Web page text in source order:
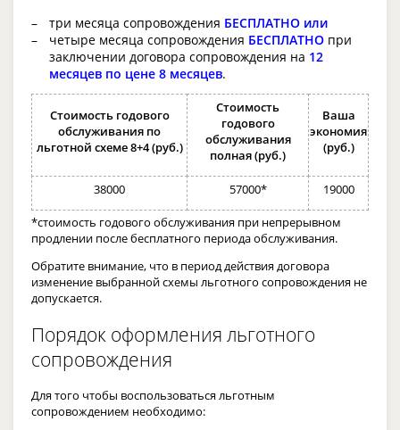
три месяца сопровождения БЕСПЛАТНО или
четыре месяца сопровождения БЕСПЛАТНО при
заключении договора сопровождения на 12
месяцев по цене 8 месяцев.
Стоимость годового
обслуживания по
льготной схеме 8+4 (руб.)
Стоимость
годового
обслуживания
полная (руб.)
Ваша
экономия
(руб.)
38000 57000* 19000
*стоимость годового обслуживания при непрерывном
продлении после бесплатного периода обслуживания.
Обратите внимание, что в период действия договора
изменение выбранной схемы льготного сопровождения не
допускается.
Порядок оформления льготного
сопровождения
Для того чтобы воспользоваться льготным
сопровождением необходимо: